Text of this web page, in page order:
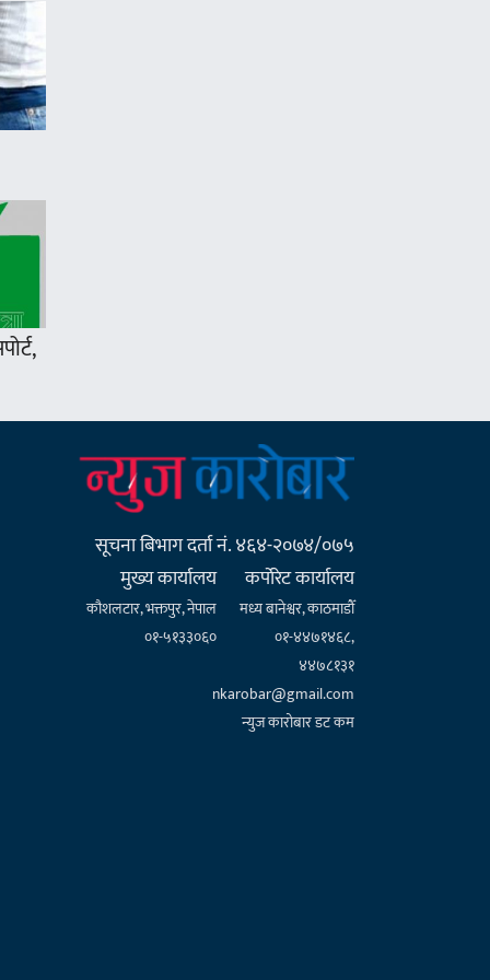
सूचना बिभाग दर्ता नं. ४६४-२०७४/०७५
मुख्य कार्यालय
कौशलटार, भक्तपुर, नेपाल
०१-५१३३०६०
कर्पाेरेट कार्यालय
मध्य बानेश्वर, काठमाडौँ
०१-४४७१४६८,
४४७८१३१
nkarobar@gmail.com
न्युज कारोबार डट कम